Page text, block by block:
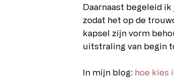
Daarnaast begeleid ik
zodat het op de
kapsel zijn vorm
uitstraling van begin
In mijn blog: hoe kies